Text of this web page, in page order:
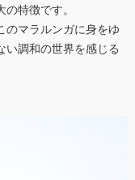
特徴です。
のマラルンガに身をゆ
い調和の世界を感じる